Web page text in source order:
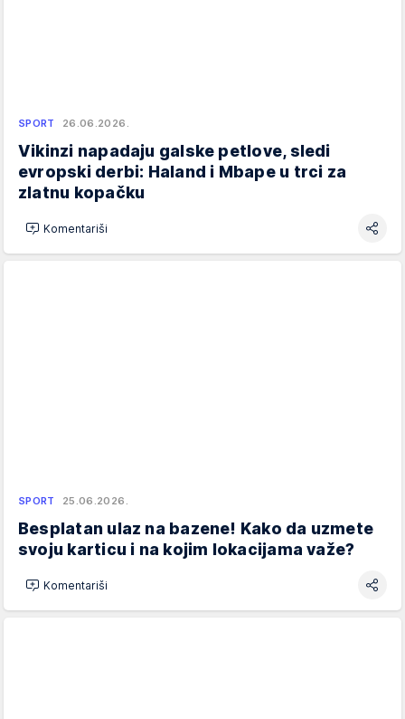
SPORT 26.06.2026.
Vikinzi napadaju galske petlove, sledi
evropski derbi: Haland i Mbape u trci za
zlatnu kopačku
Komentariši
SPORT 25.06.2026.
Besplatan ulaz na bazene! Kako da uzmete
svoju karticu i na kojim lokacijama važe?
Komentariši